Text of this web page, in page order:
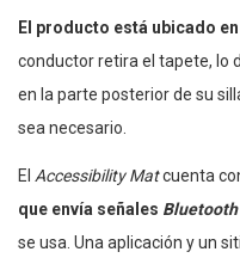
El producto está ubicado
conductor retira el tapete, lo
en la parte posterior de su
sea necesario.
El Accessibility Matcuenta
que envía señales Bluetooth
se usa. Una aplicación y un